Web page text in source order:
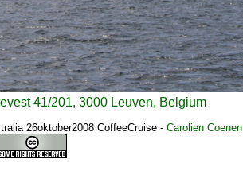
41/201, 3000 Leuven, Belgium
26oktober2008 CoffeeCruise- Carolien Coenen